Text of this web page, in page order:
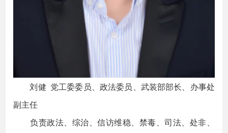
刘健 党工委委员、政法委员、武装部部长、办事处
副主任
负责政法、综治、信访维稳、禁毒、司法、处非、